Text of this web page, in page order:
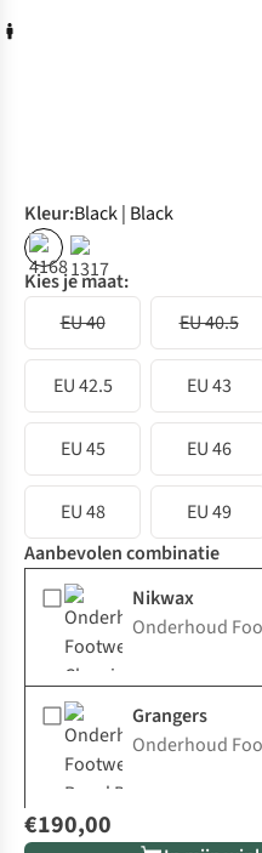
Kleur:Black | Black
Kies je maat:
EU 40
EU 40.5
EU 42.5 EU 43
EU 45 EU 46
EU 48
EU 49
Aanbevolen combinatie
Nikwax
Onderhoud
Grangers
Onderhoud
€190,00